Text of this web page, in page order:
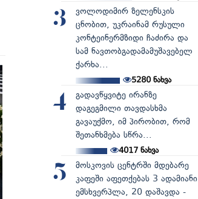
3
ვოლოდიმირ ზელენსკის
ცნობით, უკრაინამ რუსული
კონტეინერმზიდი ჩაძირა და
სამ ნავთობგადამამუშავებელ
ქარხა...
5280ნახვა
4
გადავწყვიტე ირანზე
დაგეგმილი თავდასხმა
გავაუქმო, იმ პირობით, რომ
შეთანხმება სწრა...
4017ნახვა
5
მოსკოვის ცენტრში მდებარე
კაფეში აფეთქებას 3 ადამიანი
ემსხვერპლა, 20 დაშავდა -